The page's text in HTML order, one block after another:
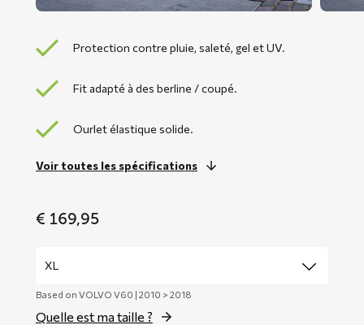
Protection contre pluie, saleté, gel et UV.
Fit adapté à des berline / coupé.
Ourlet élastique solide.
Voir toutes les spécifications
€ 169,95
Based on VOLVO V60 | 2010 > 2018
Quelle est ma taille ?